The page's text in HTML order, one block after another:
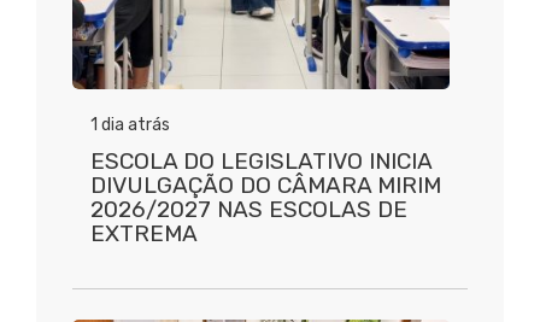
1 dia atrás
ESCOLA DO LEGISLATIVO INICIA
DIVULGAÇÃO DO CÂMARA MIRIM
2026/2027 NAS ESCOLAS DE
EXTREMA